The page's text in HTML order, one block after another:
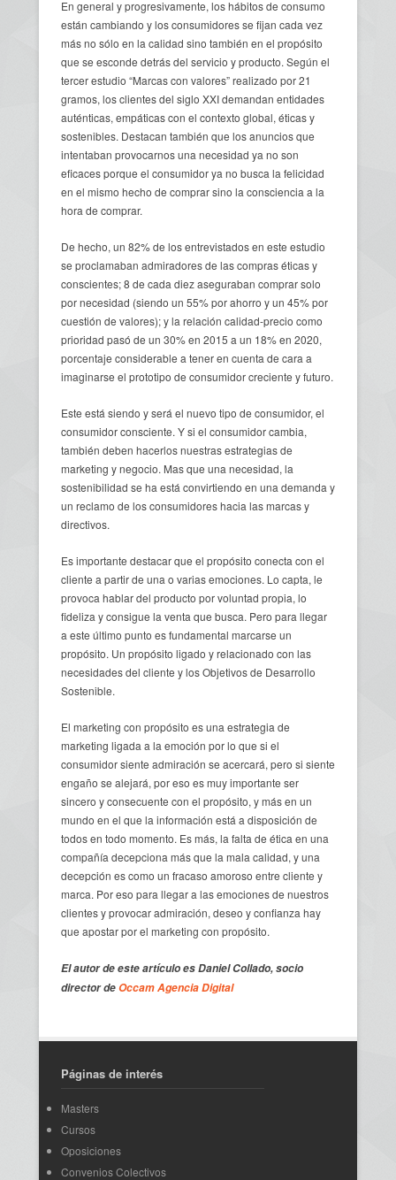
En general y progresivamente, los hábitos de consumo
están cambiando y los consumidores se fijan cada vez
más no sólo en la calidad sino también en el propósito
que se esconde detrás del servicio y producto. Según el
tercer estudio “Marcas con valores” realizado por 21
gramos, los clientes del siglo XXI demandan entidades
auténticas, empáticas con el contexto global, éticas y
sostenibles. Destacan también que los anuncios que
intentaban provocarnos una necesidad ya no son
eficaces porque el consumidor ya no busca la felicidad
en el mismo hecho de comprar sino la consciencia a la
hora de comprar.
De hecho, un 82% de los entrevistados en este estudio
se proclamaban admiradores de las compras éticas y
conscientes; 8 de cada diez aseguraban comprar solo
por necesidad (siendo un 55% por ahorro y un 45% por
cuestión de valores); y la relación calidad-precio como
prioridad pasó de un 30% en 2015 a un 18% en 2020,
porcentaje considerable a tener en cuenta de cara a
imaginarse el prototipo de consumidor creciente y futuro.
Este está siendo y será el nuevo tipo de consumidor, el
consumidor consciente. Y si el consumidor cambia,
también deben hacerlos nuestras estrategias de
marketing y negocio. Mas que una necesidad, la
sostenibilidad se ha está convirtiendo en una demanda y
un reclamo de los consumidores hacia las marcas y
directivos.
Es importante destacar que el propósito conecta con el
cliente a partir de una o varias emociones. Lo capta, le
provoca hablar del producto por voluntad propia, lo
fideliza y consigue la venta que busca. Pero para llegar
a este último punto es fundamental marcarse un
propósito. Un propósito ligado y relacionado con las
necesidades del cliente y los Objetivos de Desarrollo
Sostenible.
El marketing con propósito es una estrategia de
marketing ligada a la emoción por lo que si el
consumidor siente admiración se acercará, pero si siente
engaño se alejará, por eso es muy importante ser
sincero y consecuente con el propósito, y más en un
mundo en el que la información está a disposición de
todos en todo momento. Es más, la falta de ética en una
compañía decepciona más que la mala calidad, y una
decepción es como un fracaso amoroso entre cliente y
marca. Por eso para llegar a las emociones de nuestros
clientes y provocar admiración, deseo y confianza hay
que apostar por el marketing con propósito.
El autor de este artículo es Daniel Collado, socio
director deOccam Agencia Digital
Páginas de interés
Masters
Cursos
Oposiciones
Convenios Colectivos